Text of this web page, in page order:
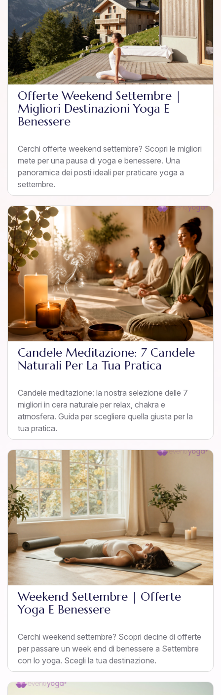
Offerte Weekend Settembre |
Migliori Destinazioni Yoga E
Benessere
Cerchi offerte weekend settembre? Scopri le migliori
mete per una pausa di yoga e benessere. Una
panoramica dei posti ideali per praticare yoga a
settembre.
Candele Meditazione: 7 Candele
Naturali Per La Tua Pratica
Candele meditazione: la nostra selezione delle 7
migliori in cera naturale per relax, chakra e
atmosfera. Guida per scegliere quella giusta per la
tua pratica.
Weekend Settembre | Offerte
Yoga E Benessere
Cerchi weekend settembre? Scopri decine di offerte
per passare un week end di benessere a Settembre
con lo yoga. Scegli la tua destinazione.